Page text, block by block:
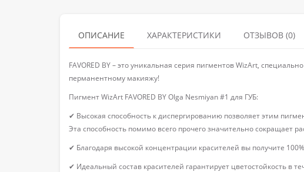
ОПИСАНИЕ ХАРАКТЕРИСТИКИ ОТЗЫВОВ (0)
FAVORED BY – это уникальная серия пигментов WizArt,
перманентному макияжу!
Пигмент WizArt FAVORED BY Olga Nesmiyan #1 для ГУБ:
✔ Высокая способность к диспергированию позволяет этим
Эта способность помимо всего прочего значительно сокращает
✔ Благодаря высокой концентрации красителей вы получите
✔ Идеальный состав красителей гарантирует цветостойкость в